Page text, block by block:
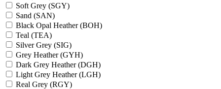
Soft Grey (SGY)
Sand (SAN)
Black Opal Heather (BOH)
Teal (TEA)
Silver Grey (SIG)
Grey Heather (GYH)
Dark Grey Heather (DGH)
Light Grey Heather (LGH)
Real Grey (RGY)